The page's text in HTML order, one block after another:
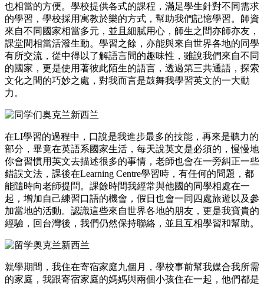
也相當的方便。學校提供各式的課程，滿足學生針對不同需求
的學習，學校採用寓教於樂的方式，幫助我們記憶學習。師資
來自不同國家相當多元，並且細膩用心，師生之間亦師亦友，
課堂間相當活潑生動。學習之餘，亦能與來自世界各地的同學
有所交流，從中得以了解語言間的趣味性，雖說我們來自不同
的國家，更是使用著彼此陌生的語言，透過第三共通語，探索
文化之間的巧妙之處，對我而言是鼓舞我學習英文的一大動
力。
在LI學習的過程中，口說是我進步最多的技能，再來是聽力的
部分，畢竟在英語系國家生活，每天說英文是必須的，慢慢地
你會習慣用英文去描述很多的事情，老師也會在一旁糾正一些
錯誤文法，課後在Learning Centre學習時，有任何的問題，都
能隨時向老師提問。課餘時間我經常與他國的同學相處在一
起，增加自己練習口語的機會，假日也會一同四處旅遊以及參
加當地的活動。認識這些來自世界各地的朋友，更是我寶貴的
經驗，回台灣後，我們仍然保持聯絡，並且互相學習和幫助。
就學期間，我住在寄宿家庭九個月，學校事前幫我媒合我所需
的家庭，我跟寄宿家庭的媽媽與兩個小孩住在一起，他們都是